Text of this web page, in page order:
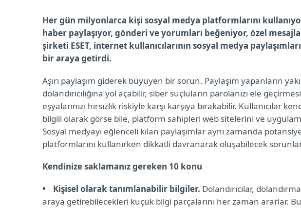
Her gün milyonlarca kişi sosyal medya platformlarını
haber paylaşıyor, gönderi ve yorumları beğeniyor, özel
şirketi ESET, internet kullanıcılarının sosyal medya
bir araya getirdi.
Aşırı paylaşım giderek büyüyen bir sorun. Paylaşım yapanların
dolandırıcılığına yol açabilir, siber suçluların parolanızı ele
eşyalarınızı hırsızlık riskiyle karşı karşıya bırakabilir. Kullanıcılar
bilgili olarak görse bile, platform sahipleri web sitelerini ve
Sosyal medyayı eğlenceli kılan paylaşımlar aynı zamanda
platformlarını kullanırken dikkatli davranarak oluşabilecek
Kendinize saklamanız gereken 10 konu
• Kişisel olarak tanımlanabilir bilgiler. Dolandırıcılar,
araya getirebilecekleri küçük bilgi parçalarını her zaman ararlar.